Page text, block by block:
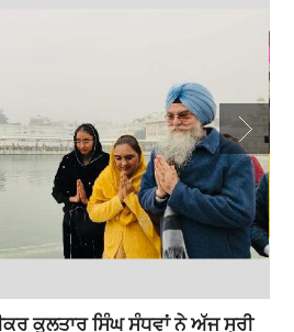
ਕੁਲਤਾਰ ਸਿੰਘ ਸੰਧਵਾਂ ਨੇ ਅੱਜ ਸ੍ਰੀ